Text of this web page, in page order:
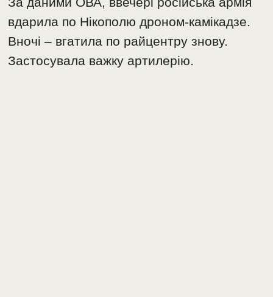
вдарила по Нікополю дроном-камікадзе.
Вночі – вгатила по райцентру знову.
Застосувала важку артилерію.